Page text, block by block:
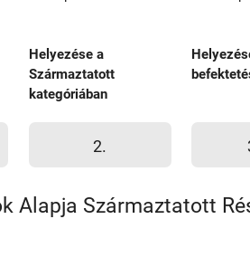
Helyezése a
Származtatott
kategóriában
2.
Alapja Származtatott